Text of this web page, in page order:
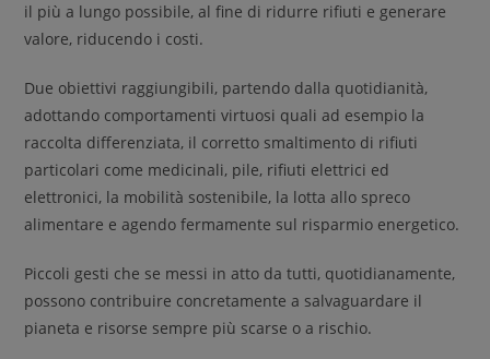
il più a lungo possibile, al fine di ridurre rifiuti e generare
valore, riducendo i costi.
Due obiettivi raggiungibili, partendo dalla quotidianità,
adottando comportamenti virtuosi quali ad esempio la
raccolta differenziata, il corretto smaltimento di rifiuti
particolari come medicinali, pile, rifiuti elettrici ed
elettronici, la mobilità sostenibile, la lotta allo spreco
alimentare e agendo fermamente sul risparmio energetico.
Piccoli gesti che se messi in atto da tutti, quotidianamente,
possono contribuire concretamente a salvaguardare il
pianeta e risorse sempre più scarse o a rischio.